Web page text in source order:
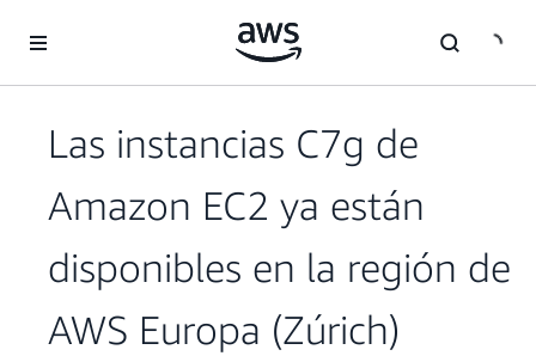
Las instancias C7g de
Amazon EC2 ya están
disponibles en la región de
AWS Europa (Zúrich)